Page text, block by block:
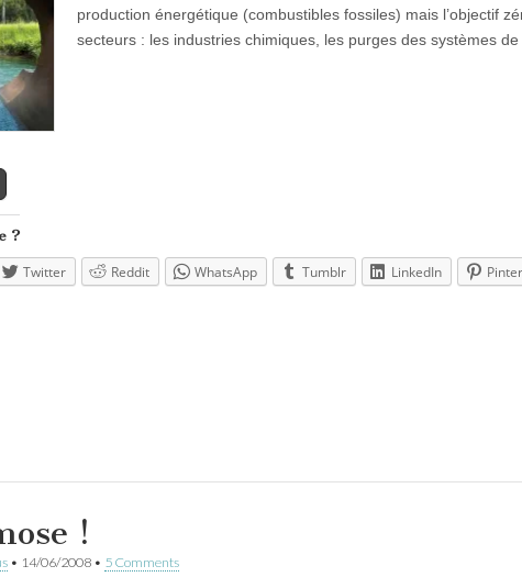
production énergétique (combustibles fossiles) mais l’objectif
secteurs : les industries chimiques, les purges des systèmes
?
Twitter Reddit WhatsApp Tumblr LinkedIn
!
• 14/06/2008 • 5 Comments